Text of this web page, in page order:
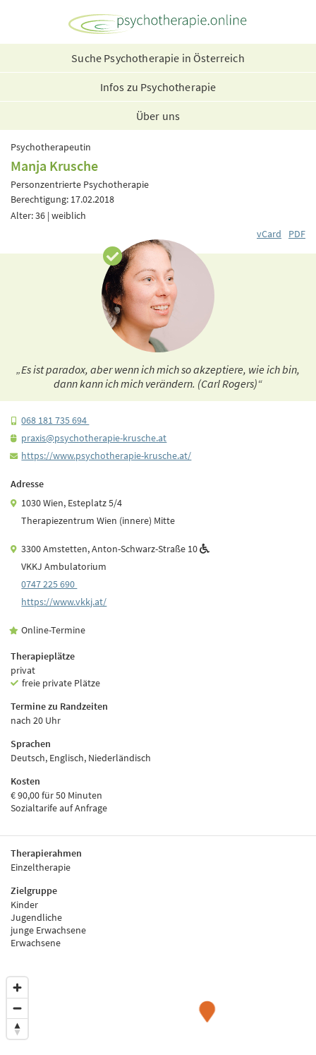
Suche Psychotherapie in Österreich
Infos zu Psychotherapie
Über uns
Psychotherapeutin
Manja Krusche
Personzentrierte Psychotherapie
Berechtigung: 17.02.2018
Alter: 36 | weiblich
vCard
PDF
„Es ist paradox, aber wenn ich mich so akzeptiere, wie ich bin,
dann kann ich mich verändern. (Carl Rogers)“
068 181 735 694
praxis@psychotherapie-­krusche.­at
https:/­/­www.­psychotherapie-­krusche.­at/­
Adresse
1030 Wien, Esteplatz 5/4
Therapiezentrum Wien (innere) Mitte
3300 Amstetten, Anton-Schwarz-Straße 10
VKKJ Ambulatorium
0747 225 690
https:/­/­www.­vkkj.­at/­
Online-Termine
Therapieplätze
privat
freie private Plätze
Termine zu Randzeiten
nach 20 Uhr
Sprachen
Deutsch, Englisch, Niederländisch
Kosten
€ 90,00 für 50 Minuten
Sozialtarife auf Anfrage
Therapierahmen
Einzeltherapie
Zielgruppe
Kinder
Jugendliche
junge Erwachsene
Erwachsene